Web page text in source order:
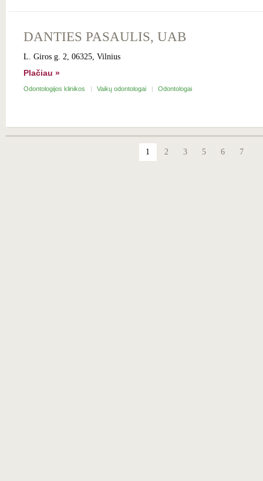
DANTIES PASAULIS, UAB
L. Giros g. 2, 06325, Vilnius
Plačiau »
Odontologijos klinikos Vaikų odontologai Odontologai
1 2 3 5 6 7